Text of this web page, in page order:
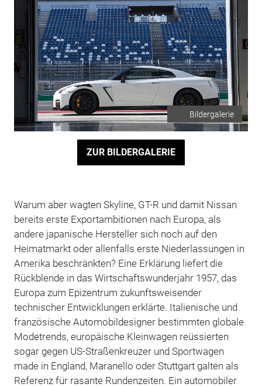
Bildergalerie
ZUR BILDERGALERIE
Warum aber wagten Skyline, GT-R und damit Nissan
bereits erste Exportambitionen nach Europa, als
andere japanische Hersteller sich noch auf den
Heimatmarkt oder allenfalls erste Niederlassungen in
Amerika beschränkten? Eine Erklärung liefert die
Rückblende in das Wirtschaftswunderjahr 1957, das
Europa zum Epizentrum zukunftsweisender
technischer Entwicklungen erklärte. Italienische und
französische Automobildesigner bestimmten globale
Modetrends, europäische Kleinwagen reüssierten
sogar gegen US-Straßenkreuzer und Sportwagen
made in England, Maranello oder Stuttgart galten als
Referenz für rasante Rundenzeiten. Ein automobiler